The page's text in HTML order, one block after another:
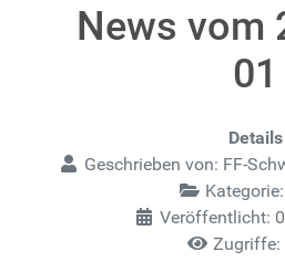
News vom
01
Details
Geschrieben von: FF-
Kategorie:
Veröffentlicht:
Zugriffe: